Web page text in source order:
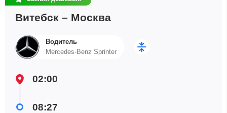
Витебск – Москва
Водитель
Mercedes-Benz Sprinter
02:00
08:27